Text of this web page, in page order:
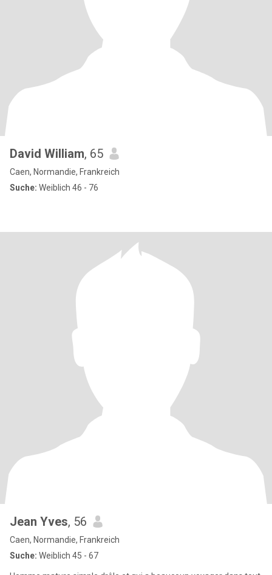
David William, 65
Caen, Normandie, Frankreich
Suche: Weiblich 46 - 76
Jean Yves, 56
Caen, Normandie, Frankreich
Suche: Weiblich 45 - 67